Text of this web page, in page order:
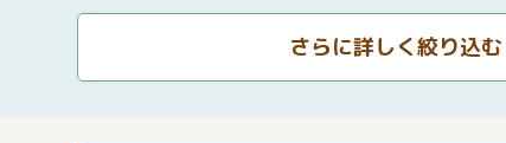
さらに詳しく絞り込む